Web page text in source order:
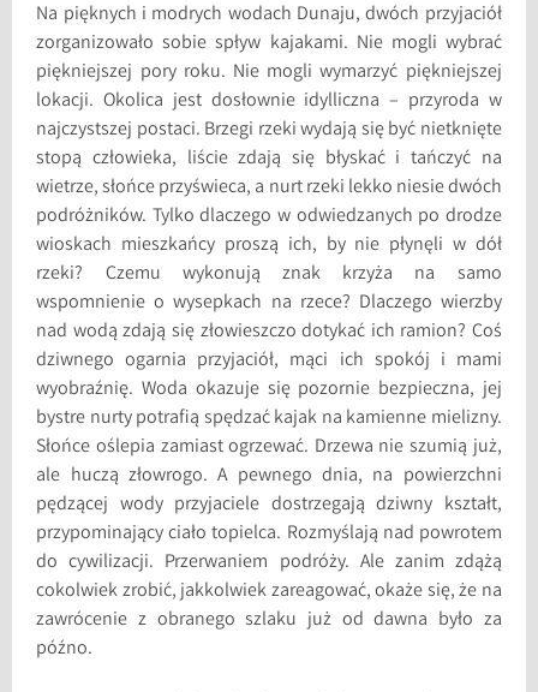
Na pięknych i modrych wodach Dunaju, dwóch przyjaciół
zorganizowało sobie spływ kajakami. Nie mogli wybrać
piękniejszej pory roku. Nie mogli wymarzyć piękniejszej
lokacji. Okolica jest dosłownie idylliczna – przyroda w
najczystszej postaci. Brzegi rzeki wydają się być nietknięte
stopą człowieka, liście zdają się błyskać i tańczyć na
wietrze, słońce przyświeca, a nurt rzeki lekko niesie dwóch
podróżników. Tylko dlaczego w odwiedzanych po drodze
wioskach mieszkańcy proszą ich, by nie płynęli w dół
rzeki? Czemu wykonują znak krzyża na samo
wspomnienie o wysepkach na rzece? Dlaczego wierzby
nad wodą zdają się złowieszczo dotykać ich ramion? Coś
dziwnego ogarnia przyjaciół, mąci ich spokój i mami
wyobraźnię. Woda okazuje się pozornie bezpieczna, jej
bystre nurty potrafią spędzać kajak na kamienne mielizny.
Słońce oślepia zamiast ogrzewać. Drzewa nie szumią już,
ale huczą złowrogo. A pewnego dnia, na powierzchni
pędzącej wody przyjaciele dostrzegają dziwny kształt,
przypominający ciało topielca. Rozmyślają nad powrotem
do cywilizacji. Przerwaniem podróży. Ale zanim zdążą
cokolwiek zrobić, jakkolwiek zareagować, okaże się, że na
zawrócenie z obranego szlaku już od dawna było za
późno.